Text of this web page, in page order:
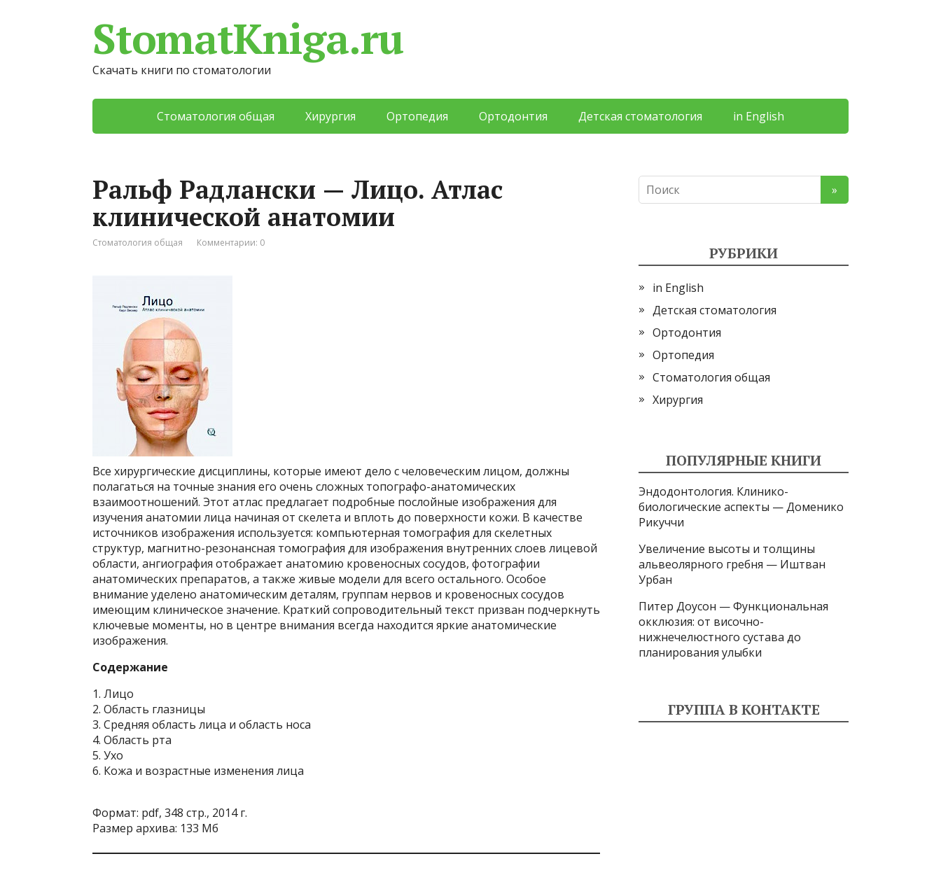
StomatKniga.ru
Скачать книги по стоматологии
Стоматология общая Хирургия Ортопедия Ортодонтия Детская стоматология in English
Ральф Радлански — Лицо. Атлас
клинической анатомии
Стоматология общая Комментарии: 0
Все хирургические дисциплины, которые имеют дело с человеческим лицом, должны
полагаться на точные знания его очень сложных топографо-анатомических
взаимоотношений. Этот атлас предлагает подробные послойные изображения для
изучения анатомии лица начиная от скелета и вплоть до поверхности кожи. В качестве
источников изображения используется: компьютерная томография для скелетных
структур, магнитно-резонансная томография для изображения внутренних слоев лицевой
области, ангиография отображает анатомию кровеносных сосудов, фотографии
анатомических препаратов, а также живые модели для всего остального. Особое
внимание уделено анатомическим деталям, группам нервов и кровеносных сосудов
имеющим клиническое значение. Краткий сопроводительный текст призван подчеркнуть
ключевые моменты, но в центре внимания всегда находится яркие анатомические
изображения.
Содержание
1. Лицо
2. Область глазницы
3. Средняя область лица и область носа
4. Область рта
5. Ухо
6. Кожа и возрастные изменения лица
Формат: pdf, 348 стр., 2014 г.
Размер архива: 133 Мб
РУБРИКИ
in English
Детская стоматология
Ортодонтия
Ортопедия
Стоматология общая
Хирургия
ПОПУЛЯРНЫЕ КНИГИ
Эндодонтология. Клинико-
биологические аспекты — Доменико
Рикуччи
Увеличение высоты и толщины
альвеолярного гребня — Иштван
Урбан
Питер Доусон — Функциональная
окклюзия: от височно-
нижнечелюстного сустава до
планирования улыбки
ГРУППА В КОНТАКТЕ